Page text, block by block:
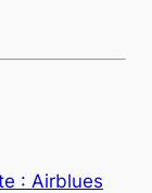
: Airblues